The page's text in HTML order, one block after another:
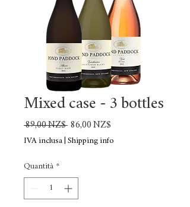
Mixed case - 3 bottles
89,00 NZ$ Prezzo
regolare
86,00 NZ$
IVA inclusa Shipping info
Quantità *